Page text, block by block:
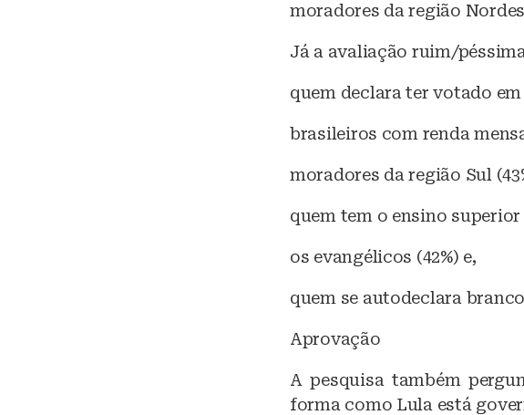
moradores da região
Já a avaliação ruim/
quem declara ter votado em
brasileiros com renda
moradores da região Sul
quem tem o ensino superior
os evangélicos (42%) e,
quem se autodeclara branco
Aprovação
A pesquisa também
forma como Lula está